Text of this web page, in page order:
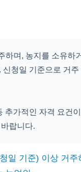
하며, 농지를 소유하
신청일 기준으로 거
추가적인 자격 요건
랍니다.
일 기준) 이상 거